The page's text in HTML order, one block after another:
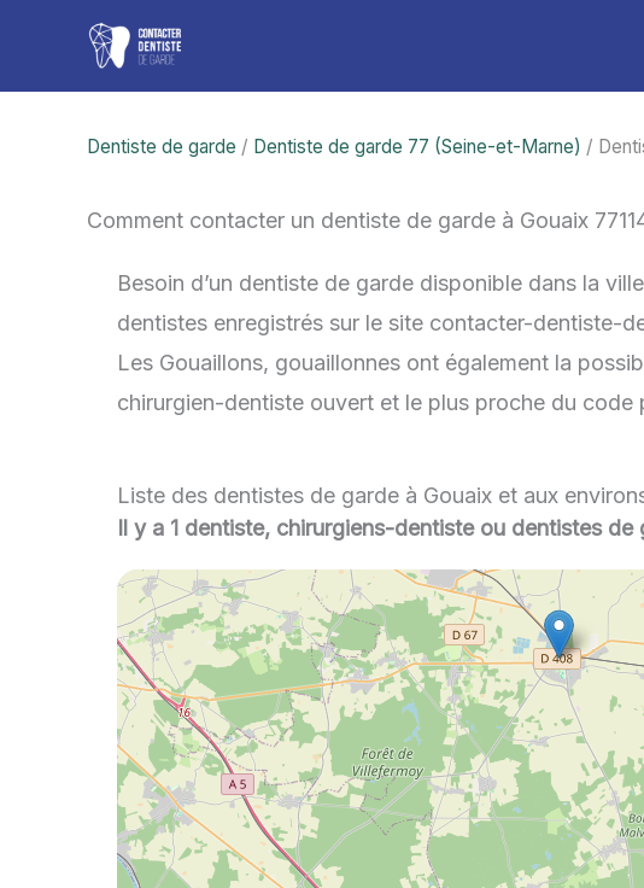
contenu
Dentiste de garde / Dentiste de garde 77 (Seine-et-Marne) /
Comment contacter un dentiste de garde à Gouaix
Besoin d’un dentiste de garde disponible dans la
dentistes enregistrés sur le site contacter-dentiste-
Les Gouaillons, gouaillonnes ont également la
chirurgien-dentiste ouvert et le plus proche du code
Liste des dentistes de garde à Gouaix et aux
Il y a 1 dentiste, chirurgiens-dentiste ou dentistes de